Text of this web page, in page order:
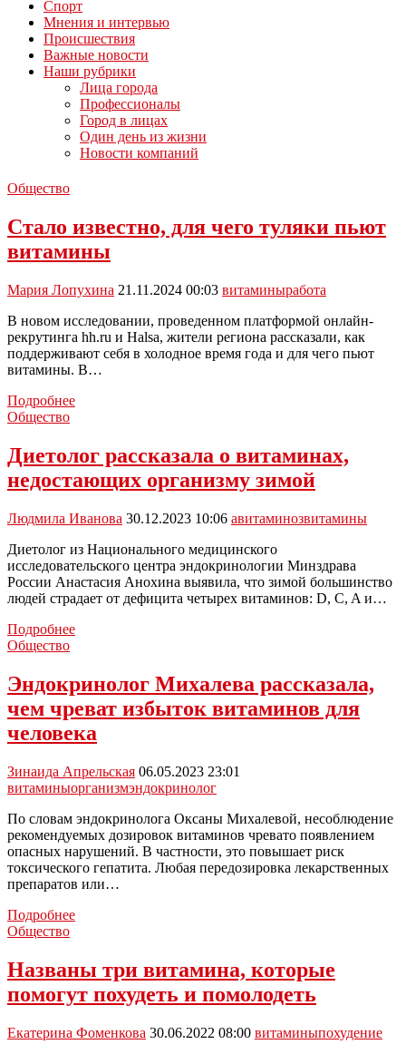
Спорт
Мнения и интервью
Происшествия
Важные новости
Наши рубрики
Лица города
Профессионалы
Город в лицах
Один день из жизни
Новости компаний
Общество
Стало известно, для чего туляки пьют
витамины
Мария Лопухина 21.11.2024 00:03 витаминыработа
В новом исследовании, проведенном платформой онлайн-
рекрутинга hh.ru и Halsa, жители региона рассказали, как
поддерживают себя в холодное время года и для чего пьют
витамины. В…
ПодробнееСтало
туляки
пьют
Общество
Диетолог рассказала о витаминах,
недостающих организму зимой
Людмила Иванова 30.12.2023 10:06 авитаминозвитамины
Диетолог из Национального медицинского
исследовательского центра эндокринологии Минздрава
России Анастасия Анохина выявила, что зимой большинство
людей страдает от дефицита четырех витаминов: D, C, A и…
ПодробнееДиетолог
недостающих
организму
Общество
Эндокринолог Михалева рассказала,
чем чреват избыток витаминов для
человека
Зинаида Апрельская 06.05.2023 23:01
витаминыорганизмэндокринолог
По словам эндокринолога Оксаны Михалевой, несоблюдение
рекомендуемых дозировок витаминов чревато появлением
опасных нарушений. В частности, это повышает риск
токсического гепатита. Любая передозировка лекарственных
препаратов или…
ПодробнееЭндокринолог
чреват
избыток
для
человека
Общество
Названы три витамина, которые
помогут похудеть и помолодеть
Екатерина Фоменкова 30.06.2022 08:00 витаминыпохудение